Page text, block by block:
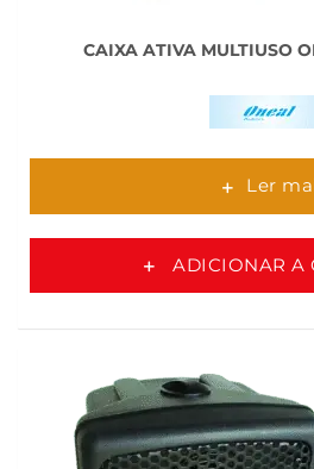
CAIXA ATIVA MULTIUSO
Ler
ADICIONAR A